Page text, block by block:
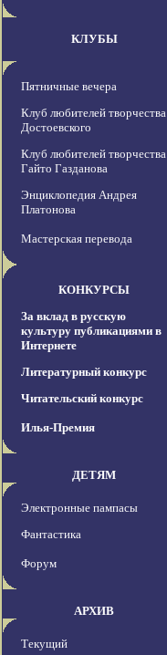
КЛУБЫ
Пятничные вечера
Клуб любителей творчества
Достоевского
Клуб любителей творчества
Гайто Газданова
Энциклопедия Андрея
Платонова
Мастерская перевода
КОНКУРСЫ
За вклад в русскую
культуру публикациями в
Интернете
Литературный конкурс
Читательский конкурс
Илья-Премия
ДЕТЯМ
Электронные пампасы
Фантастика
Форум
АРХИВ
Текущий